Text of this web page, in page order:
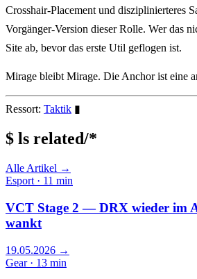
Crosshair-Placement und disziplinierteres
Vorgänger-Version dieser Rolle. Wer das
Site ab, bevor das erste Util geflogen ist.
Mirage bleibt Mirage. Die Anchor ist eine
Ressort: Taktik ▮
$ ls related/*
Alle Artikel →
Esport · 11 min
VCT Stage 2 — DRX wieder im
wankt
19.05.2026 →
Gear · 13 min